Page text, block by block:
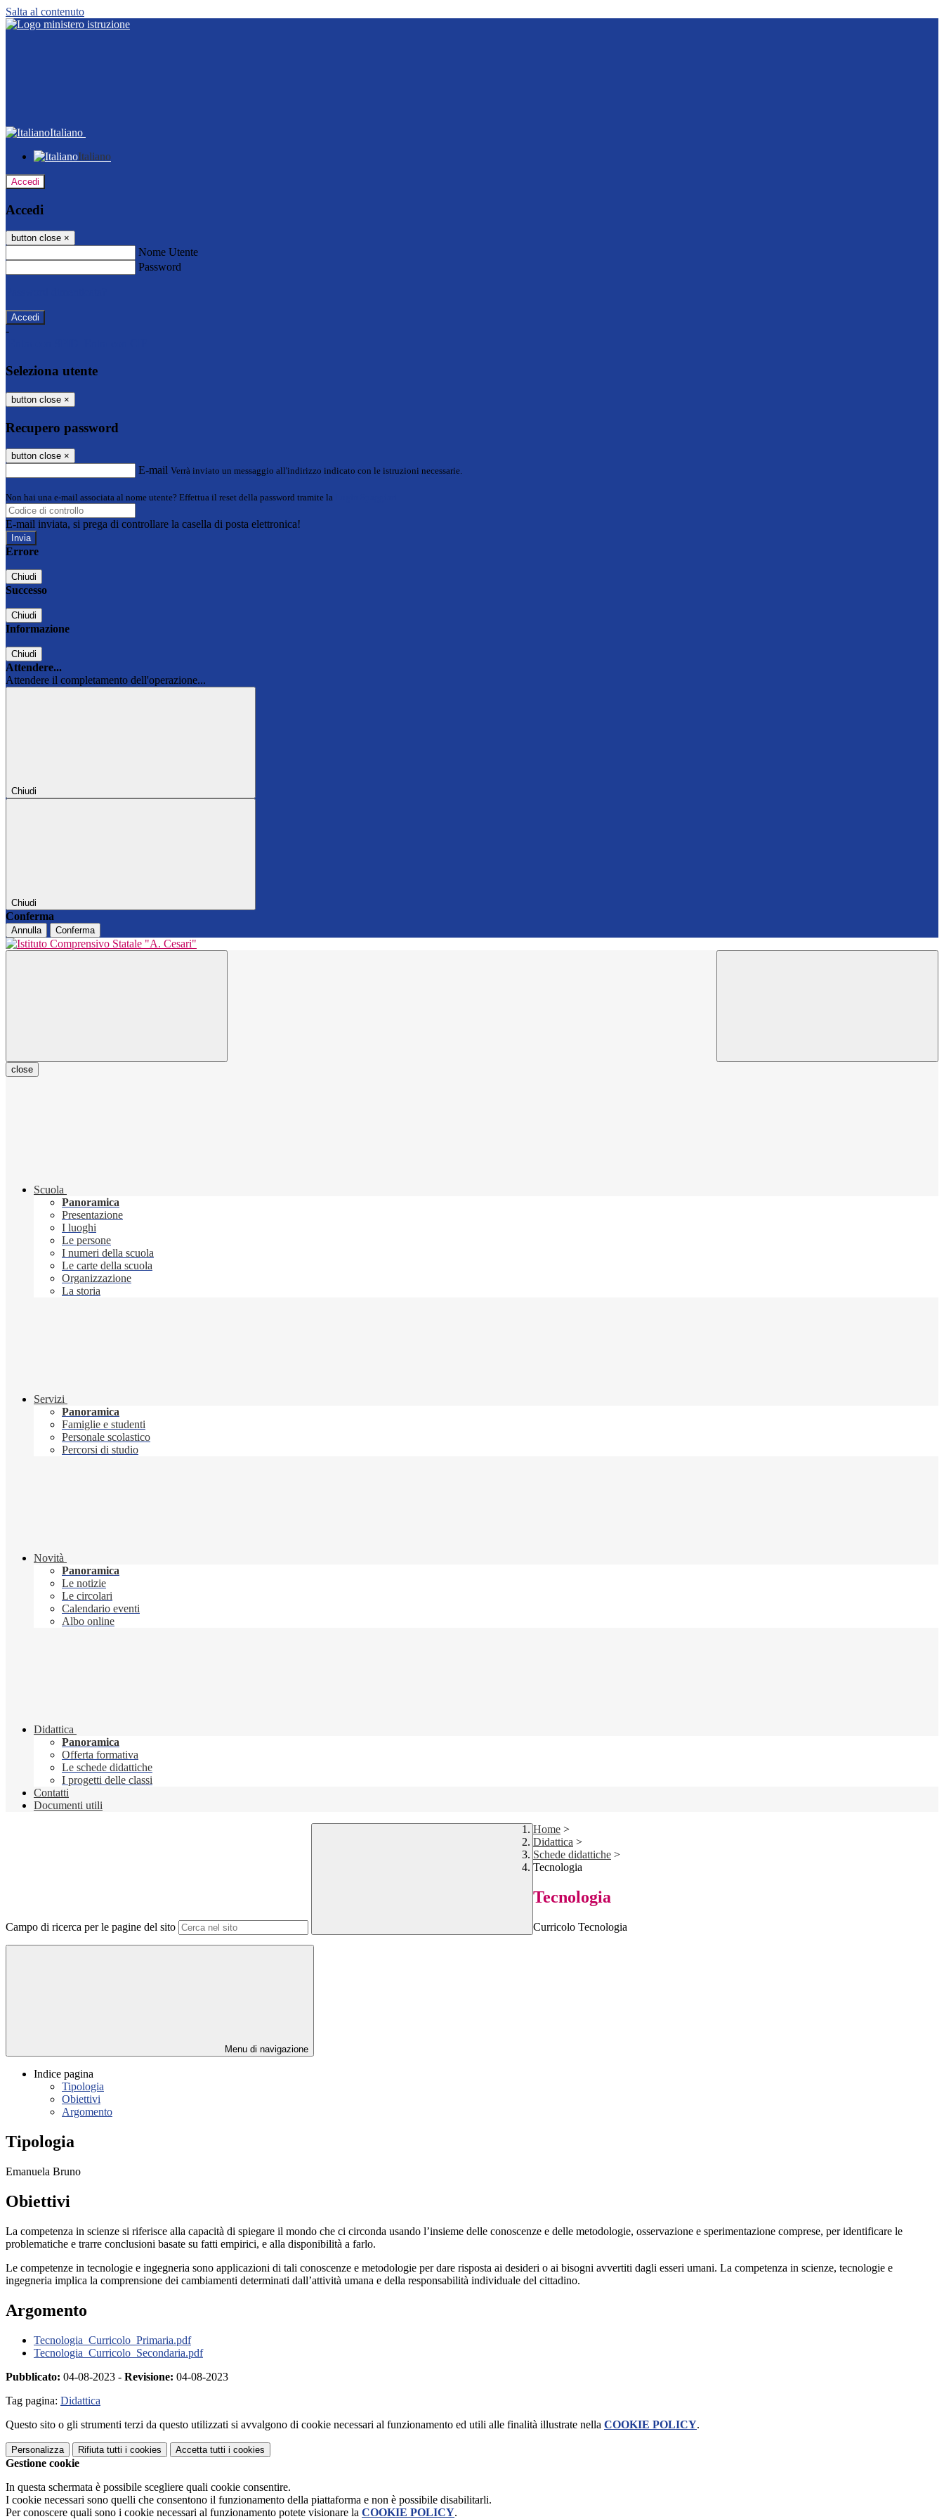
Salta al contenuto
Italiano
Italiano
Accedi
Accedi
button close ×
Nome Utente
Password
-
Seleziona utente
button close ×
Recupero password
button close ×
E-mail Verrà inviato un messaggio all'indirizzo indicato con le istruzioni necessarie.
Non hai una e-mail associata al nome utente? Effettua il reset della password tramite la
E-mail inviata, si prega di controllare la casella di posta elettronica!
Errore
Chiudi
Successo
Chiudi
Informazione
Chiudi
Attendere...
Attendere il completamento dell'operazione...
Chiudi
Chiudi
Conferma
Annulla Conferma
close
Scuola
Panoramica
Presentazione
I luoghi
Le persone
I numeri della scuola
Le carte della scuola
Organizzazione
La storia
Servizi
Panoramica
Famiglie e studenti
Personale scolastico
Percorsi di studio
Novità
Panoramica
Le notizie
Le circolari
Calendario eventi
Albo online
Didattica
Panoramica
Offerta formativa
Le schede didattiche
I progetti delle classi
Contatti
Documenti utili
Campo di ricerca per le pagine del sito
Home >
Didattica >
Schede didattiche >
Tecnologia
Tecnologia
Curricolo Tecnologia
Menu di navigazione
Indice pagina
Tipologia
Obiettivi
Argomento
Tipologia
Emanuela Bruno
Obiettivi
La competenza in scienze si riferisce alla capacità di spiegare il mondo che ci circonda usando l’insieme delle conoscenze e delle metodologie, osservazione e sperimentazione comprese, per identificare le
problematiche e trarre conclusioni basate su fatti empirici, e alla disponibilità a farlo.
Le competenze in tecnologie e ingegneria sono applicazioni di tali conoscenze e metodologie per dare risposta ai desideri o ai bisogni avvertiti dagli esseri umani. La competenza in scienze, tecnologie e
ingegneria implica la comprensione dei cambiamenti determinati dall’attività umana e della responsabilità individuale del cittadino.
Argomento
Tecnologia_Curricolo_Primaria.pdf
Tecnologia_Curricolo_Secondaria.pdf
Pubblicato: 04-08-2023 - Revisione: 04-08-2023
Tag pagina: Didattica
Questo sito o gli strumenti terzi da questo utilizzati si avvalgono di cookie necessari al funzionamento ed utili alle finalità illustrate nella COOKIE POLICY.
Personalizza Rifiuta tutti i cookies Accetta tutti i cookies
Gestione cookie
In questa schermata è possibile scegliere quali cookie consentire.
I cookie necessari sono quelli che consentono il funzionamento della piattaforma e non è possibile disabilitarli.
Per conoscere quali sono i cookie necessari al funzionamento potete visionare la COOKIE POLICY.